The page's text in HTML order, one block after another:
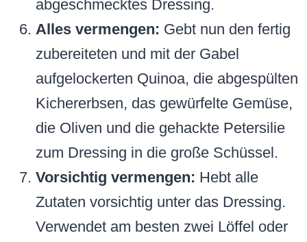
abgeschmecktes Dressing.
Alles vermengen: Gebt nun den fertig
zubereiteten und mit der Gabel
aufgelockerten Quinoa, die abgespülten
Kichererbsen, das gewürfelte Gemüse,
die Oliven und die gehackte Petersilie
zum Dressing in die große Schüssel.
Vorsichtig vermengen: Hebt alle
Zutaten vorsichtig unter das Dressing.
Verwendet am besten zwei Löffel oder